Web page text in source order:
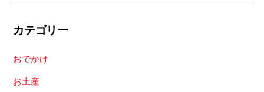
カテゴリー
おでかけ
お土産